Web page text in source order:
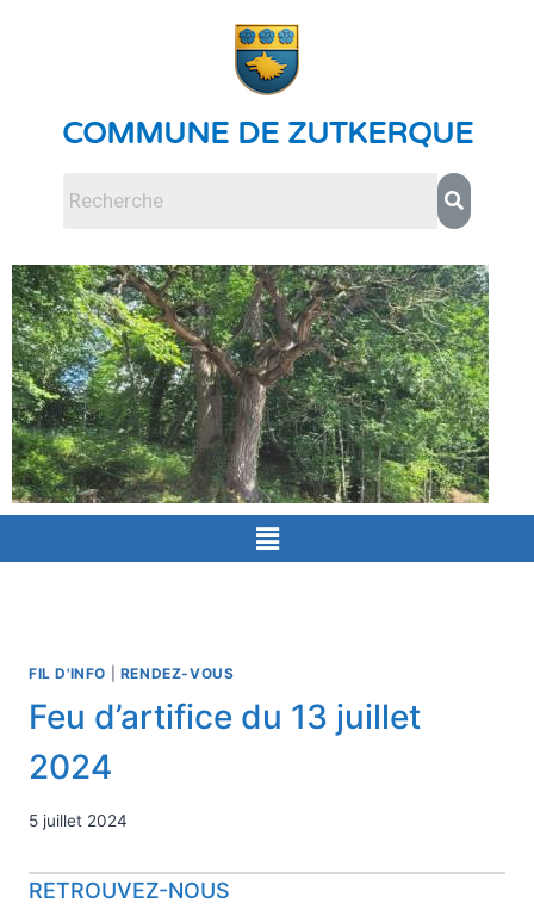
COMMUNE DE ZUTKERQUE
FIL D'INFO RENDEZ-VOUS
Feu d’artifice du 13 juillet
2024
5 juillet 2024
RETROUVEZ-NOUS